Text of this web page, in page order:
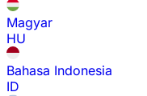
Magyar
HU
Bahasa Indonesia
ID